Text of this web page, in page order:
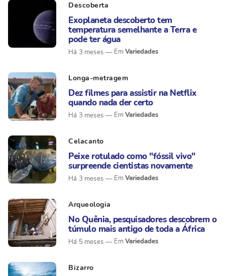
Descoberta
Exoplaneta descoberto tem
temperatura semelhante a Terra e
pode ter água
Há 3 meses Variedades
Longa-metragem
Dez filmes para assistir na Netflix
quando nada der certo
Há 3 meses Variedades
Celacanto
Peixe rotulado como "fóssil vivo"
surpreende cientistas novamente
Há 3 meses Variedades
Arqueologia
No Quênia, pesquisadores descobrem o
túmulo mais antigo de toda a África
Há 5 meses Variedades
Bizarro